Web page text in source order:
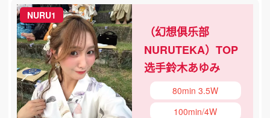
NURU1
（幻想俱乐部
NURUTEKA）TOP
选手鈴木あゆみ
80min 3.5W
100min/4W